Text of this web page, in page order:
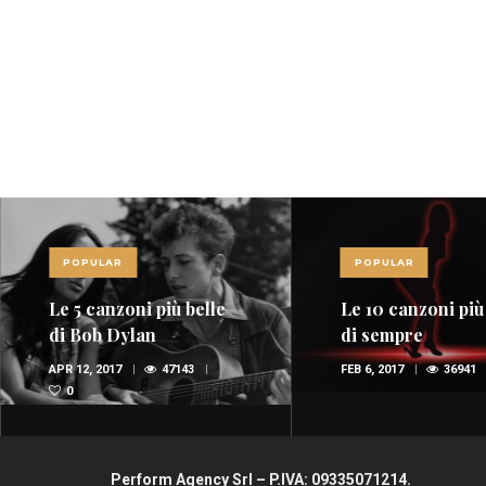
POPULAR
Le 5 canzoni più belle
di Bob Dylan
APR 12, 2017
47143
0
POPULAR
Le 10 canzoni
di sempre
FEB 6, 2017 36941
Perform Agency Srl – P.IVA: 09335071214.